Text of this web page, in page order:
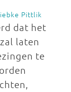
Pittlik
dat het
laten
te